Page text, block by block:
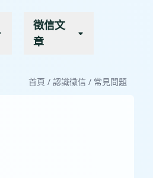
徵信文
章
首頁 / 認識徵信 / 常見問題